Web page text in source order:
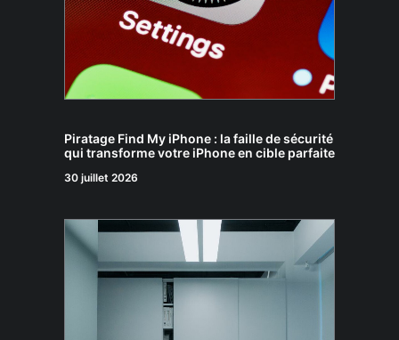
Piratage Find My iPhone : la faille de sécurité
qui transforme votre iPhone en cible parfaite
30 juillet 2026